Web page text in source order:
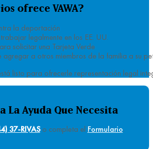
ofrece VAWA?
la deportación
legalmente en los EE. UU.
solicitar una Tarjeta Verde
agregar a otros miembros de la familia a su
listo para ofrecerle representación legal
La Ayuda Que Necesita
37-RIVASo completa el Formulario.